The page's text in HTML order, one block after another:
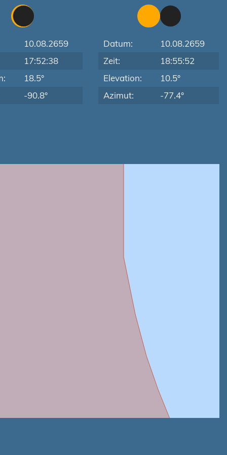
10.08.2659
17:52:38
18.5°
-90.8°
Datum:
10.08.2659
Zeit:
18:55:52
Elevation:
10.5°
Azimut:
-77.4°